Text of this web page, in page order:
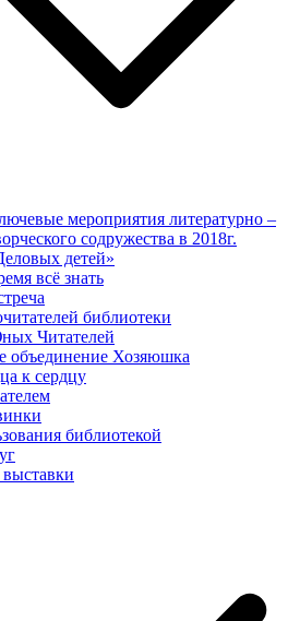
мероприятия литературно –
содружества в 2018г.
детей»
всё знать
библиотеки
Читателей
объединение Хозяюшка
к сердцу
библиотекой